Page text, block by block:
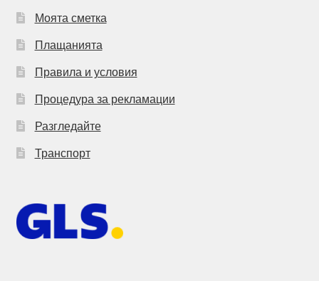
Моята сметка
Плащанията
Правила и условия
Процедура за рекламации
Разгледайте
Транспорт